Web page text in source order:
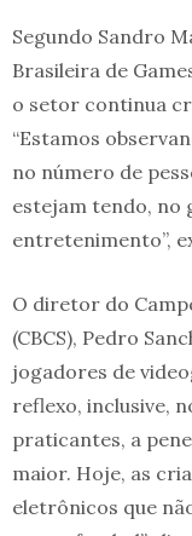
Segundo Sandro
Brasileira de
o setor continua
“Estamos
no número de
estejam tendo, no
entretenimento”,
O diretor do
(CBCS), Pedro
jogadores de
reflexo, inclusive,
praticantes, a
maior. Hoje, as
eletrônicos que